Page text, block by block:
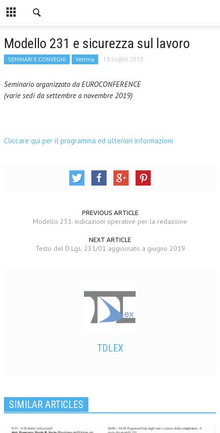
Modello 231 e sicurezza sul lavoro
SEMINARI E CONVEGNI Vetrina 19 Luglio 2019
Seminario organizzato da EUROCONFERENCE
(varie sedi da settembre a novembre 2019)
Cliccare qui per il programma ed ulteriori informazioni.
PREVIOUS ARTICLE
Modello 231: indicazioni operative per la redazione
NEXT ARTICLE
Testo del D.Lgs. 231/01 aggiornato a giugno 2019
TDLEX
SIMILAR ARTICLES